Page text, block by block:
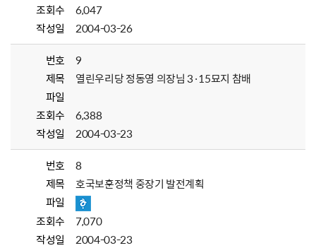
조회수
6,047
작성일
2004-03-26
번호
9
제목
열린우리당 정동영 의장님 3·15묘지 참배
파일
조회수
6,388
작성일
2004-03-23
번호
8
제목
호국보훈정책 중장기 발전계획
파일
조회수
7,070
작성일
2004-03-23